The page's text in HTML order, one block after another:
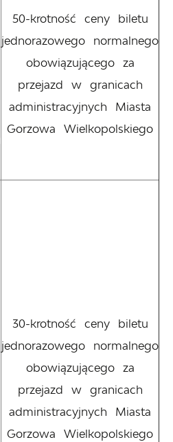
50-krotność ceny biletu
jednorazowego normalnego
obowiązującego za
przejazd w granicach
administracyjnych Miasta
Gorzowa Wielkopolskiego
30-krotność ceny biletu
jednorazowego normalnego
obowiązującego za
przejazd w granicach
administracyjnych Miasta
Gorzowa Wielkopolskiego